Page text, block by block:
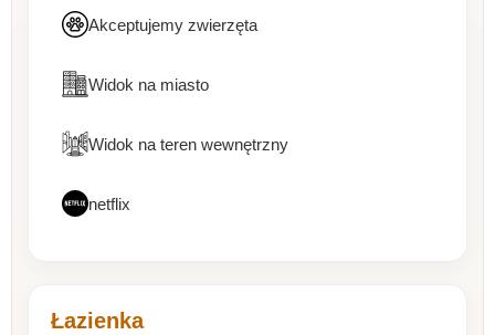
Akceptujemy zwierzęta
Widok na miasto
Widok na teren wewnętrzny
netflix
Łazienka